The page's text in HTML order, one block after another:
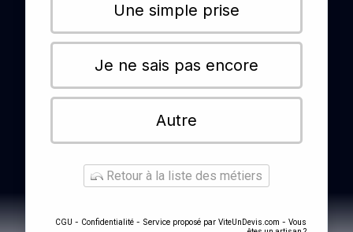
Une simple prise
Je ne sais pas encore
Autre
Retour à la liste des métiers
CGU - Confidentialité - Service proposé par ViteUnDevis.com - Vous